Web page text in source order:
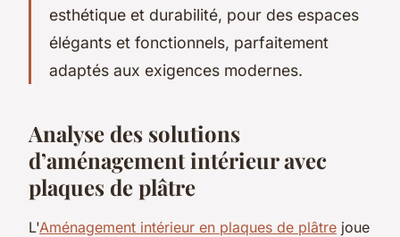
esthétique et durabilité, pour des espaces
élégants et fonctionnels, parfaitement
adaptés aux exigences modernes.
Analyse des solutions
d’aménagement intérieur avec
plaques de plâtre
L'Aménagement intérieur en plaques de plâtre joue